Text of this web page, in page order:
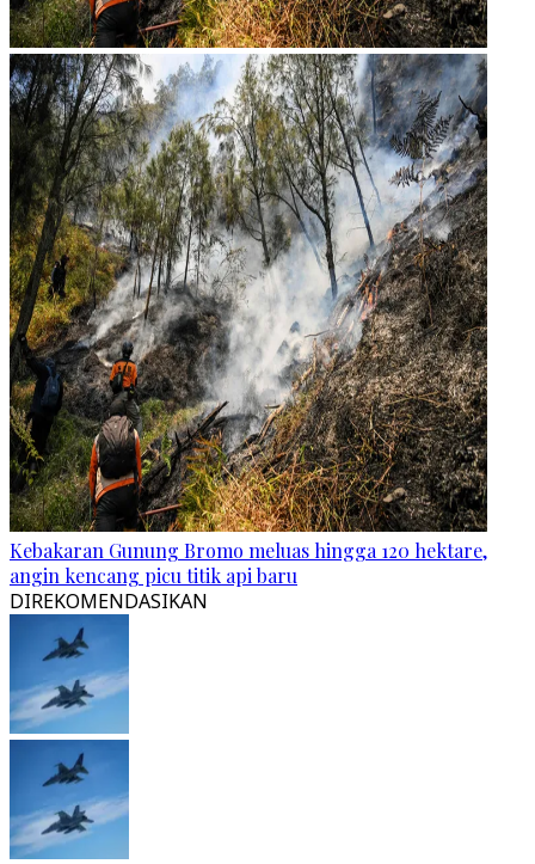
Kebakaran Gunung Bromo meluas hingga 120 hektare,
angin kencang picu titik api baru
DIREKOMENDASIKAN